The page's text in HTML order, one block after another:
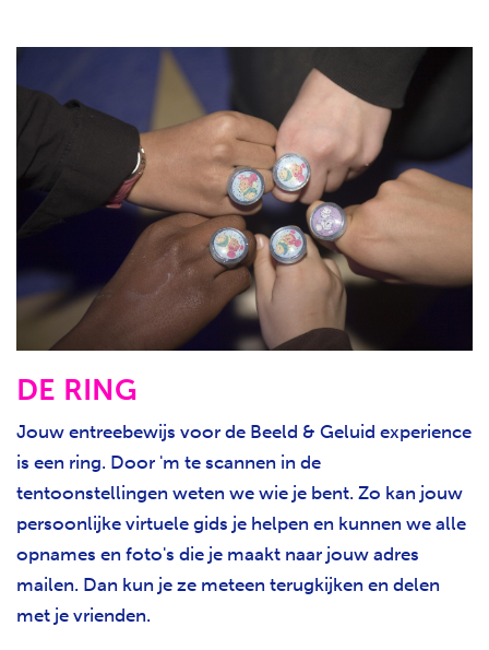
DE RING
Jouw entreebewijs voor de Beeld & Geluid experience
is een ring. Door 'm te scannen in de
tentoonstellingen weten we wie je bent. Zo kan jouw
persoonlijke virtuele gids je helpen en kunnen we alle
opnames en foto's die je maakt naar jouw adres
mailen. Dan kun je ze meteen terugkijken en delen
met je vrienden.